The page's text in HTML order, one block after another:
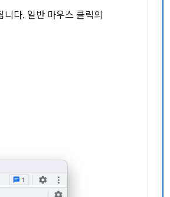
니다. 일반 마우스 클릭의